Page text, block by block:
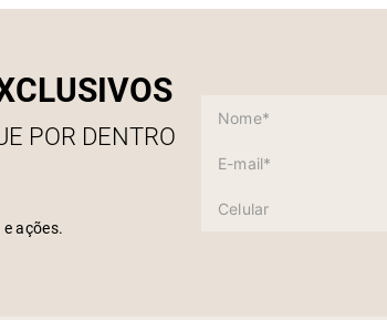
POR DENTRO
ações.